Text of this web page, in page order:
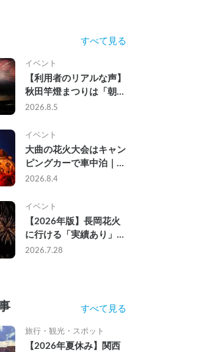
すべて見る
イベント
【利用者のリアルな声】
秋田竿燈まつりは「朝か
ら夜まで」の祭り。キャ
組の記録
2026.8.5
イベント
大曲の花火大会はキャン
ピングカーで車中泊｜宿
なし・渋滞なしで楽しむ
2026.8.4
イベント
【2026年版】長岡花火
に行ける「実績あり」の
キャンピングカー3選｜
2026.7.28
すべて見る
旅行・観光・スポット
【2026年夏休み】関西